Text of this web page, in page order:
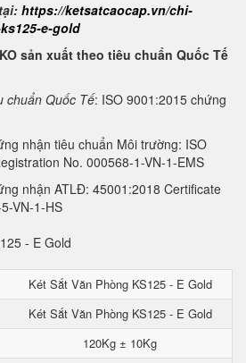
https://ketsatcaocap.vn/chi-
e-gold
sản xuất theo tiêu chuẩn Quốc Tế
chuẩn Quốc Tế: ISO 9001:2015 chứng
nhận tiêu chuẩn Môi trường: ISO
No. 000568-1-VN-1-EMS
nhận ATLĐ: 45001:2018 Certificate
VN-1-HS
Két Sắt Văn Phòng KS125 - E Gold
Két Sắt Văn Phòng KS125 - E Gold
120Kg ± 10Kg